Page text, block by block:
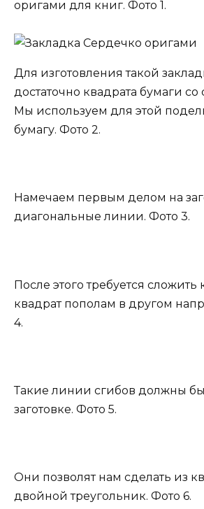
оригами для книг. Фото 1.
Для изготовления такой
достаточно квадрата бумаги со
Мы используем для этой
бумагу. Фото 2.
Намечаем первым делом на
диагональные линии. Фото 3.
После этого требуется сложить
квадрат пополам в другом
4.
Такие линии сгибов должны
заготовке. Фото 5.
Они позволят нам сделать из
двойной треугольник. Фото 6.